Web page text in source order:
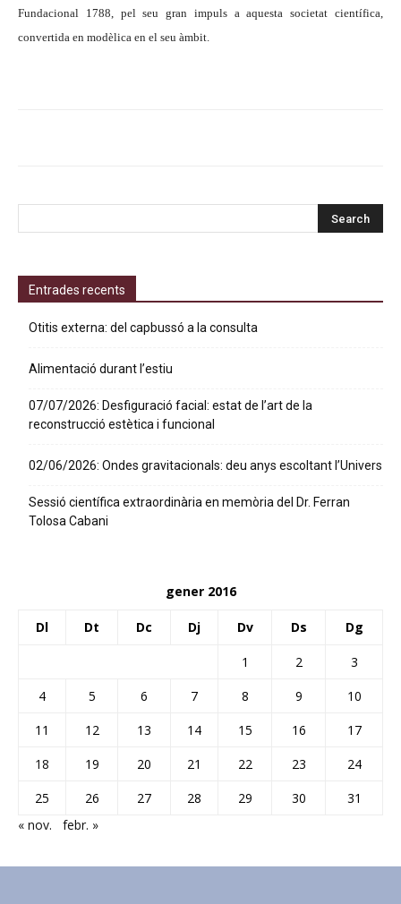
Fundacional 1788, pel seu gran impuls a aquesta societat científica,
convertida en modèlica en el seu àmbit.
Entrades recents
Otitis externa: del capbussó a la consulta
Alimentació durant l’estiu
07/07/2026: Desfiguració facial: estat de l’art de la
reconstrucció estètica i funcional
02/06/2026: Ondes gravitacionals: deu anys escoltant l’Univers
Sessió científica extraordinària en memòria del Dr. Ferran
Tolosa Cabani
gener 2016
Dl Dt Dc Dj Dv Ds Dg
1 2
3
4
5 6 7 8 9
10
11
12 13 14 15 16
17
18
19 20 21 22 23
24
25
26 27 28 29 30
31
« nov.
febr. »